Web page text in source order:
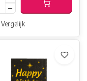
Vergelijk